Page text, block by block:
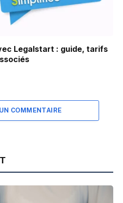
Legalstart : guide, tarifs
COMMENTAIRE